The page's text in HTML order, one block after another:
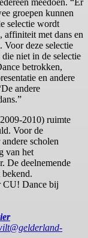
meedoen. “Er
groepen kunnen
selectie wordt
affiniteit met dans en
Voor deze selectie
niet in de selectie
betrokken,
en andere
andere
2010) ruimte
Voor de
scholen
van het
De deelnemende
CU! Dance bij